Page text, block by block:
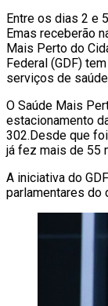
Entre os dias 2 e
Emas receberão
Mais Perto do
Federal (GDF)
serviços de
O Saúde Mais
estacionamento
302.Desde que
já fez mais de 55
A iniciativa do
parlamentares do